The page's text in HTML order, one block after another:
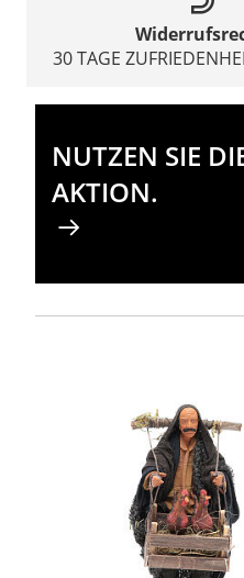
30 TAGE
NUTZEN SIE
AKTION.